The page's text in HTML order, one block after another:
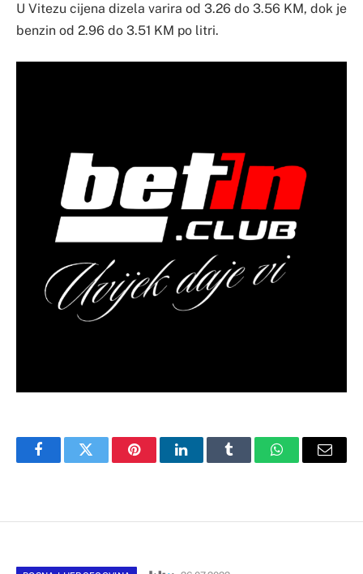
U Vitezu cijena dizela varira od 3.26 do 3.56 KM, dok je
benzin od 2.96 do 3.51 KM po litri.
FacebookTwitter PinterestLinkedInTumblr WhatsAppEmail